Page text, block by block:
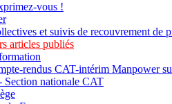
vous !
et suivis de recouvrement de
articles publiés
rendus CAT-intérim Manpower
Section nationale CAT